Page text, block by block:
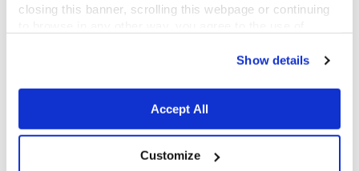
closing this banner, scrolling this webpage or continuing
Show details
Accept All
Customize
Différencier les sources de